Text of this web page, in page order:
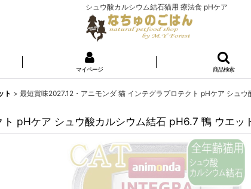
シュウ酸カルシウム結石猫用 療法食 pHケア
マイページ 商品検索
ト > 最短賞味2027.12・アニモンダ 猫 インテグラプロテクト pHケア シュ
pHケア シュウ酸カルシウム結石 pH6.7 鴨 ウエ